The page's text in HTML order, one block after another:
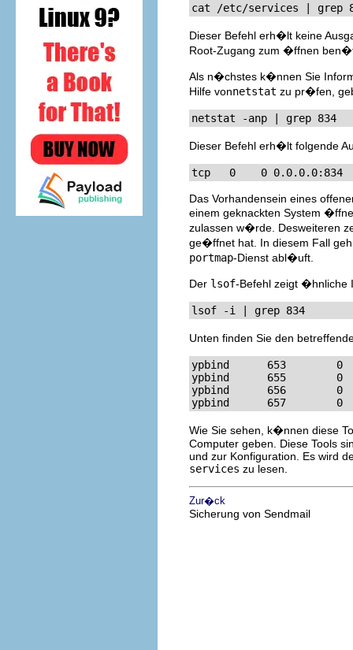
cat /etc/services | grep
Dieser Befehl erh�lt keine
Root-Zugang zum �ffnen
Als n�chstes k�nnen Sie
Hilfe vonnetstat zu pr�fen,
netstat -anp | grep 834
Dieser Befehl erh�lt folgende
tcp   0    0 0.0.0.0:834
Das Vorhandensein eines
einem geknackten System
zulassen w�rde. Desweiteren
ge�ffnet hat. In diesem Fall
portmap-Dienst abl�uft.
Der lsof-Befehl zeigt �hnliche
lsof -i | grep 834
Unten finden Sie den
ypbind      653        0
ypbind      655        0
ypbind      656        0
ypbind      657        0
Wie Sie sehen, k�nnen diese
Computer geben. Diese Tools
und zur Konfiguration. Es wird
services zu lesen.
Zur�ck
Sicherung von Sendmail